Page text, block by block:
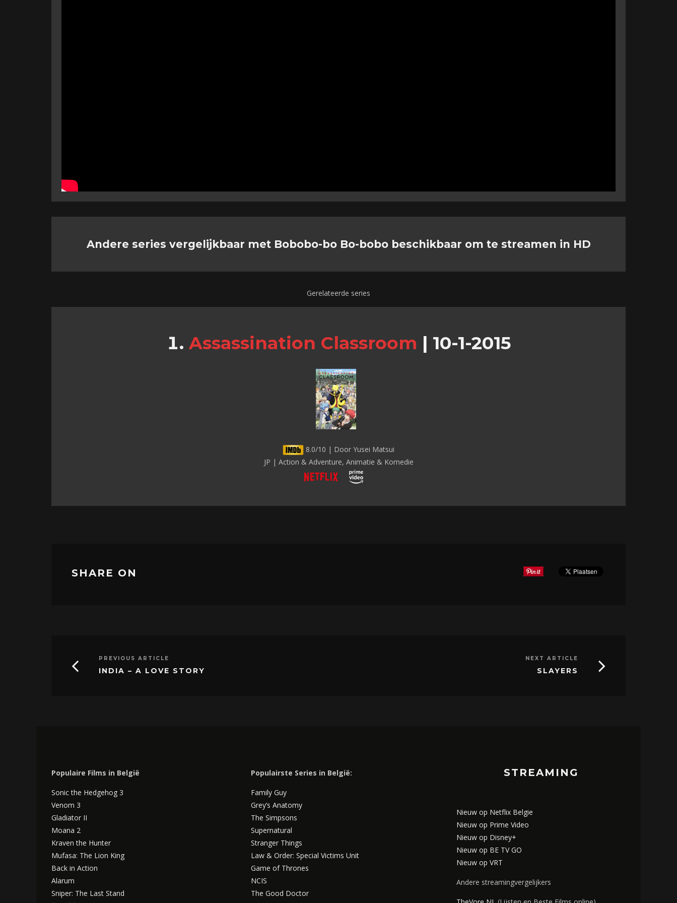
Andere series vergelijkbaar met Bobobo-bo Bo-bobo beschikbaar om te streamen in HD
Gerelateerde series
Assassination Classroom | 10-1-2015
8.0/10 | Door Yusei Matsui
JP | Action & Adventure, Animatie & Komedie
SHARE ON
PREVIOUS ARTICLE
INDIA – A LOVE STORY
NEXT ARTICLE
SLAYERS
Populaire Films in België
Sonic the Hedgehog 3
Venom 3
Gladiator II
Moana 2
Kraven the Hunter
Mufasa: The Lion King
Back in Action
Alarum
Sniper: The Last Stand
Populairste Series in België:
Family Guy
Grey’s Anatomy
The Simpsons
Supernatural
Stranger Things
Law & Order: Special Victims Unit
Game of Thrones
NCIS
The Good Doctor
STREAMING
Nieuw op Netflix Belgie
Nieuw op Prime Video
Nieuw op Disney+
Nieuw op BE TV GO
Nieuw op VRT
Andere streamingvergelijkers